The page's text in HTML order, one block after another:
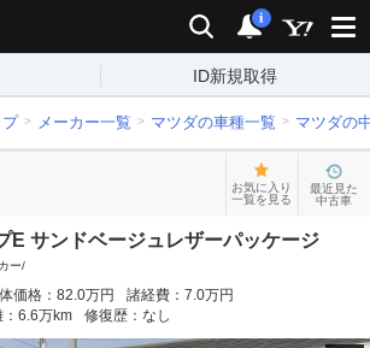
検索 通知
i
ID新規取得
メーカー一覧 マツダの車種一覧 マツダの
お気に入り
一覧を見る
最近見た
中古車
E サンドベージュレザーパッケージ
ー/
価格： 82.0万円 諸経費： 7.0万円
6.6万km 修復歴： なし